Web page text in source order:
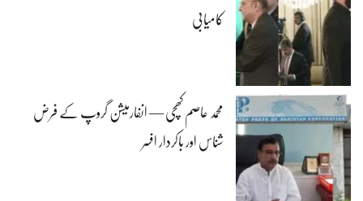
کامیابی
محمد عاصم کھچی — انفارمیشن گروپ کے فرض
شناس اور باکردار افسر